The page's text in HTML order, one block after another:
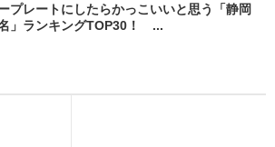
プレートにしたらかっこいいと思う「静岡
」ランキングTOP30！ ...